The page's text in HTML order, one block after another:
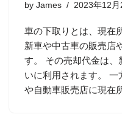
by James 2023年12月
車の下取りとは、現在
新車や中古車の販売店
す。 その売却代金は、
いに利用されます。
や自動車販売店に現在